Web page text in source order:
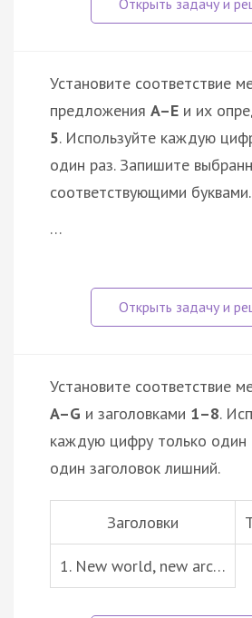
Установите соответствие
предложения A–E и их
5. Используйте каждую
один раз. Запишите
соответствующими буквами.
…
Установите соответствие
A–G и заголовками 1–8.
каждую цифру только один
один заголовок лишний.
Заголовки
1. New world, new arc…